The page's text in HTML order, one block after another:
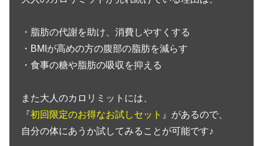
・脂肪の代謝を助け、消費しやすくする
・BMIが高めの方の腹部の脂肪を減らす
・食事の糖や脂肪の吸収を抑える
また大人のカロリミットには、
『初回限定のお得なお試しセット 』があるので、
自分の体にあうか試してみることが可能です♪